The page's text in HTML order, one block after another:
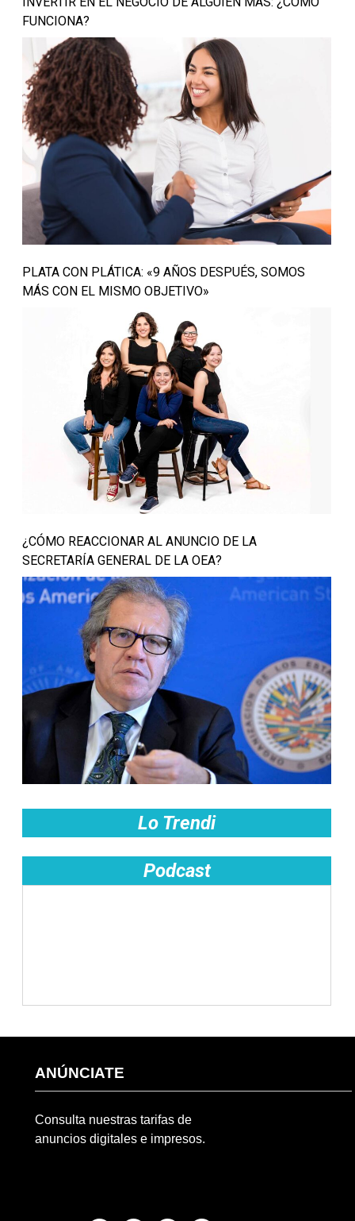
FUNCIONA?
PLATA CON PLÁTICA: «9 AÑOS DESPUÉS, SOMOS
MÁS CON EL MISMO OBJETIVO»
¿CÓMO REACCIONAR AL ANUNCIO DE LA
SECRETARÍA GENERAL DE LA OEA?
Lo Trendi
Podcast
ANÚNCIATE
Consulta nuestras tarifas de
anuncios digitales e impresos.